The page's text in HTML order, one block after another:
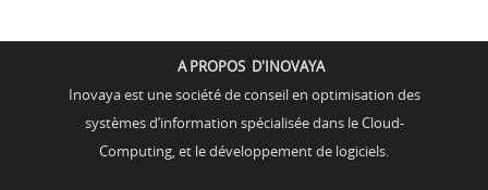
A PROPOS D'INOVAYA
Inovaya est une société de conseil en optimisation des
systèmes d’information spécialisée dans le Cloud-
Computing, et le développement de logiciels.